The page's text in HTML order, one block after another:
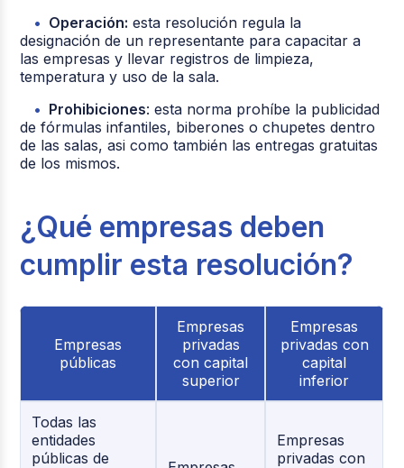
Operación: esta resolución regula la
designación de un representante para capacitar a
las empresas y llevar registros de limpieza,
temperatura y uso de la sala.
Prohibiciones: esta norma prohíbe la publicidad
de fórmulas infantiles, biberones o chupetes dentro
de las salas, asi como también las entregas gratuitas
de los mismos.
¿Qué empresas deben
cumplir esta resolución?
Empresas
públicas
Empresas
privadas
con capital
superior
Empresas
privadas con
capital
inferior
Todas las
entidades
públicas de
Empresas
privadas con